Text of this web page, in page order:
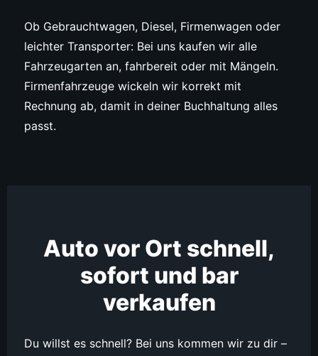
Ob Gebrauchtwagen, Diesel, Firmenwagen oder
leichter Transporter: Bei uns kaufen wir alle
Fahrzeugarten an, fahrbereit oder mit Mängeln.
Firmenfahrzeuge wickeln wir korrekt mit
Rechnung ab, damit in deiner Buchhaltung alles
passt.
Auto vor Ort schnell,
sofort und bar
verkaufen
Du willst es schnell? Bei uns kommen wir zu dir –